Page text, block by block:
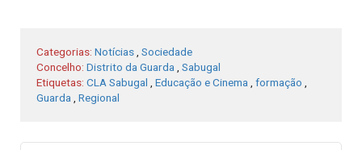
Categorias: Notícias Sociedade
Concelho: Distrito da Guarda
Sabugal
Etiquetas: CLA Sabugal Educação e Cinema formação
Guarda
Regional